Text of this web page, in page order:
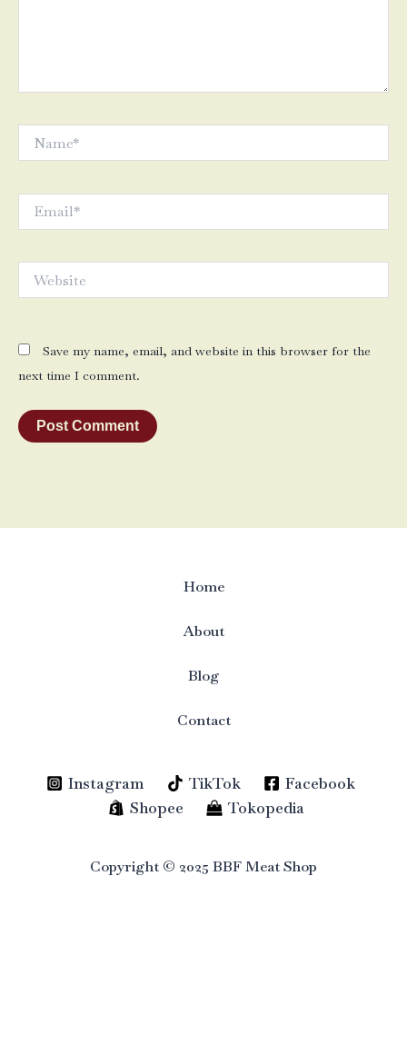
Save my name, email, and website in this browser for the
next time I comment.
Home
About
Blog
Contact
Instagram TikTok
Facebook
Shopee
Tokopedia
Copyright © 2025 BBF Meat Shop